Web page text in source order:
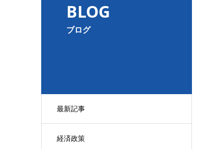
BLOG
ブログ
最新記事
経済政策